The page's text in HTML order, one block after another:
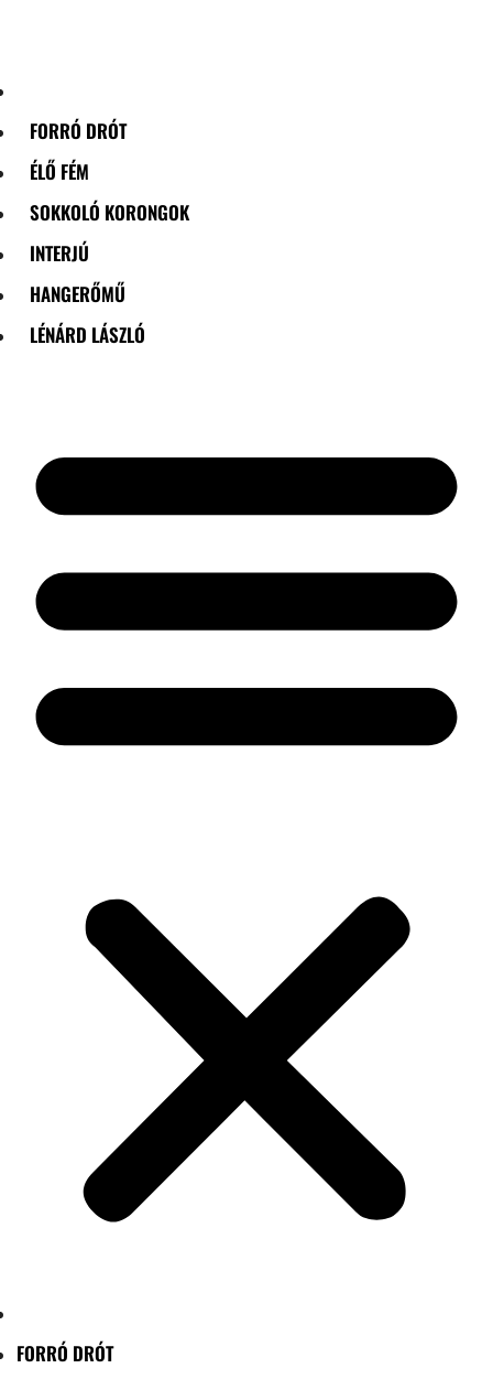
content
FORRÓ DRÓT
ÉLŐ FÉM
SOKKOLÓ KORONGOK
INTERJÚ
HANGERŐMŰ
LÉNÁRD LÁSZLÓ
FORRÓ DRÓT